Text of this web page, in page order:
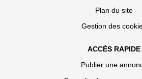
Plan du site
Gestion des
ACCÈS RAPIDE
Publier une